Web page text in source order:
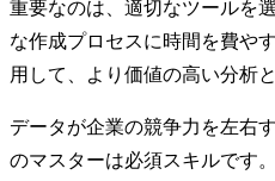
重要なのは、適切なツールを
な作成プロセスに時間を費や
用して、より価値の高い分析
データが企業の競争力を左右
のマスターは必須スキルです